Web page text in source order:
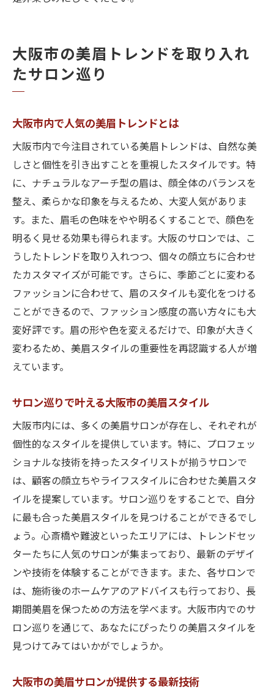
大阪市の美眉トレンドを取り入れ
たサロン巡り
大阪市内で人気の美眉トレンドとは
大阪市内で今注目されている美眉トレンドは、自然な美
しさと個性を引き出すことを重視したスタイルです。特
に、ナチュラルなアーチ型の眉は、顔全体のバランスを
整え、柔らかな印象を与えるため、大変人気がありま
す。また、眉毛の色味をやや明るくすることで、顔色を
明るく見せる効果も得られます。大阪のサロンでは、こ
うしたトレンドを取り入れつつ、個々の顔立ちに合わせ
たカスタマイズが可能です。さらに、季節ごとに変わる
ファッションに合わせて、眉のスタイルも変化をつける
ことができるので、ファッション感度の高い方々にも大
変好評です。眉の形や色を変えるだけで、印象が大きく
変わるため、美眉スタイルの重要性を再認識する人が増
えています。
サロン巡りで叶える大阪市の美眉スタイル
大阪市内には、多くの美眉サロンが存在し、それぞれが
個性的なスタイルを提供しています。特に、プロフェッ
ショナルな技術を持ったスタイリストが揃うサロンで
は、顧客の顔立ちやライフスタイルに合わせた美眉スタ
イルを提案しています。サロン巡りをすることで、自分
に最も合った美眉スタイルを見つけることができるでし
ょう。心斎橋や難波といったエリアには、トレンドセッ
ターたちに人気のサロンが集まっており、最新のデザイ
ンや技術を体験することができます。また、各サロンで
は、施術後のホームケアのアドバイスも行っており、長
期間美眉を保つための方法を学べます。大阪市内でのサ
ロン巡りを通じて、あなたにぴったりの美眉スタイルを
見つけてみてはいかがでしょうか。
大阪市の美眉サロンが提供する最新技術